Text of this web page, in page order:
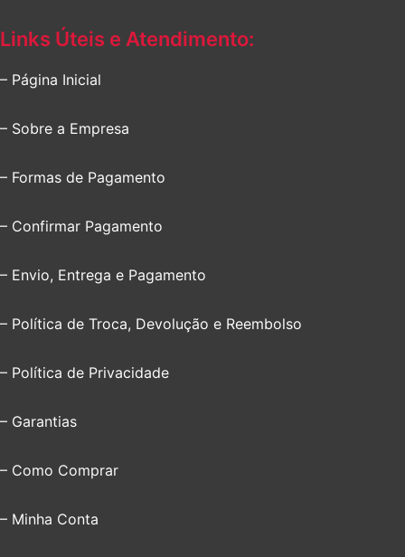
Links Úteis e Atendimento:
– Página Inicial
– Sobre a Empresa
– Formas de Pagamento
– Confirmar Pagamento
– Envio, Entrega e Pagamento
– Política de Troca, Devolução e Reembolso
– Política de Privacidade
– Garantias
– Como Comprar
– Minha Conta